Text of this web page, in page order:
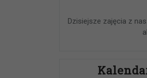
Dzisiejsze zajęcia z